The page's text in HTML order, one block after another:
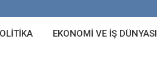
EKONOMI VE İŞ DÜNYASI